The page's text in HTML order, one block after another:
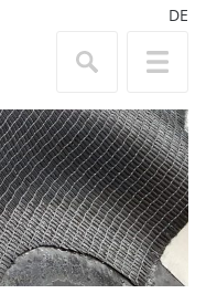
DE